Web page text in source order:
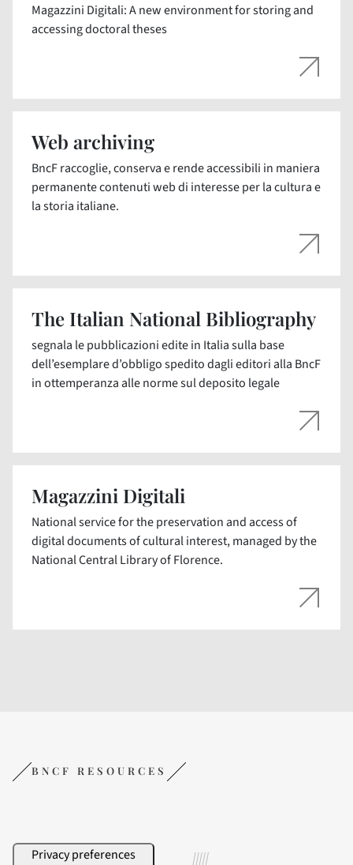
Magazzini Digitali: A new environment for storing and
accessing doctoral theses
Web archiving
BncF raccoglie, conserva e rende accessibili in maniera
permanente contenuti web di interesse per la cultura e
la storia italiane.
The Italian National Bibliography
segnala le pubblicazioni edite in Italia sulla base
dell’esemplare d’obbligo spedito dagli editori alla BncF
in ottemperanza alle norme sul deposito legale
Magazzini Digitali
National service for the preservation and access of
digital documents of cultural interest, managed by the
National Central Library of Florence.
BNCF RESOURCES